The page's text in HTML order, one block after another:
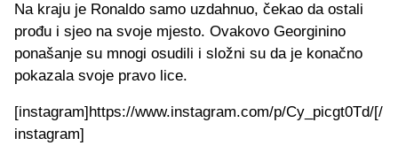
Na kraju je Ronaldo samo uzdahnuo, čekao da ostali
prođu i sjeo na svoje mjesto. Ovakovo Georginino
ponašanje su mnogi osudili i složni su da je konačno
pokazala svoje pravo lice.
[instagram]https://www.instagram.com/p/Cy_picgt0Td/[/
instagram]